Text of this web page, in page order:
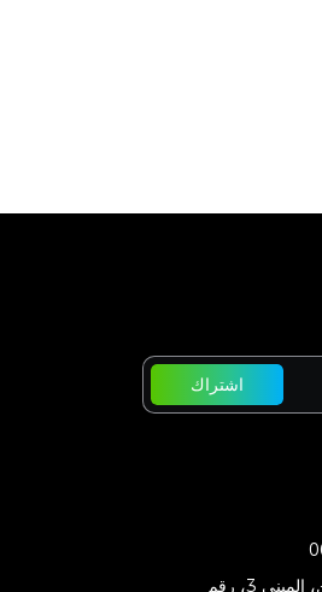
اشتراك
الطابقان السابع والثامن، المبنى 3، رقم